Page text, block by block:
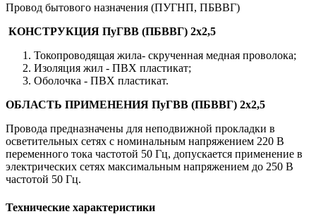
Провод бытового назначения (ПУГНП, ПБВВГ)
КОНСТРУКЦИЯ ПуГВВ (ПБВВГ) 2х2,5
Токопроводящая жила- скрученная медная проволока;
Изоляция жил - ПВХ пластикат;
Оболочка - ПВХ пластикат.
ОБЛАСТЬ ПРИМЕНЕНИЯ ПуГВВ (ПБВВГ) 2х2,5
Провода предназначены для неподвижной прокладки в
осветительных сетях с номинальным напряжением 220 В
переменного тока частотой 50 Гц, допускается применение в
электрических сетях максимальным напряжением до 250 В
частотой 50 Гц.
Технические характеристики